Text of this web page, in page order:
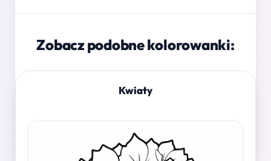
Zobacz podobne kolorowanki:
Kwiaty